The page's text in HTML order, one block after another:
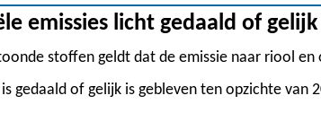
emissies licht gedaald of
stoffen geldt dat de emissie naar riool
gedaald of gelijk is gebleven ten opzichte van